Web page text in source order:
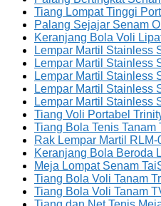
Tiang Lompat Tinggi
Palang Sejajar Senam
Keranjang Bola Voli
Lempar Martil Stainless
Lempar Martil Stainless
Lempar Martil Stainless
Lempar Martil Stainless
Lempar Martil Stainless
Tiang Voli Portabel
Tiang Bola Tenis Tanam
Rak Lempar Martil RLM-
Keranjang Bola Beroda
Meja Lompat Senam
Tiang Bola Voli Tanam
Tiang Bola Voli Tanam